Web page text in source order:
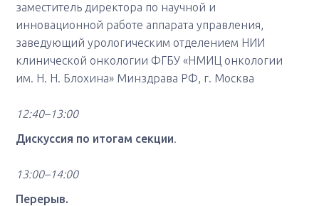
заместитель директора по научной и
инновационной работе аппарата управления,
заведующий урологическим отделением НИИ
клинической онкологии ФГБУ «НМИЦ онкологии
им. Н. Н. Блохина» Минздрава РФ, г. Москва
12:40–13:00
Дискуссия по итогам секции.
13:00–14:00
Перерыв.